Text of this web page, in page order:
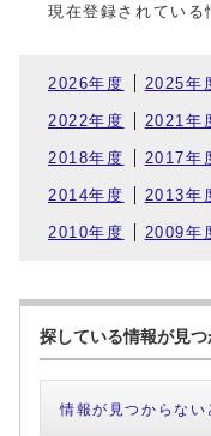
現在登録されている
2026年度 2025年
2022年度 2021年
2018年度 2017年
2014年度 2013年
2010年度 2009年
探している情報が見
情報が見つからない